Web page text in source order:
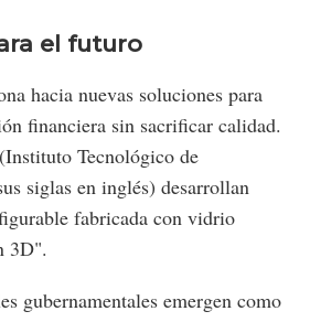
el futuro
hacia nuevas soluciones para
financiera sin sacrificar calidad.
Tecnológico de
siglas en inglés) desarrollan
fabricada con vidrio
3D".
gubernamentales emergen como